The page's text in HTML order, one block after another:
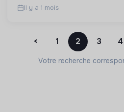
Il y a 1 mois
< 1 2 3 4
Votre recherche